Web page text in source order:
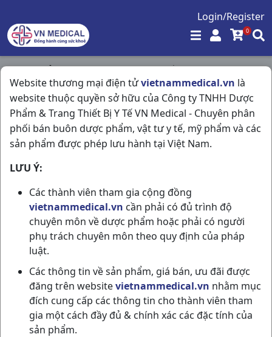
Login/Register
0
Website thương mại điện tửvietnammedical.vn là
website thuộc quyền sở hữu của Công ty TNHH Dược
Phẩm & Trang Thiết Bị Y Tế VN Medical - Chuyên phân
phối bán buôn dược phẩm, vật tư y tế, mỹ phẩm và các
sản phẩm được phép lưu hành tại Việt Nam.
LƯU Ý:
Các thành viên tham gia cộng đồng
vietnammedical.vn cần phải có đủ trình độ
chuyên môn về dược phẩm hoặc phải có người
phụ trách chuyên môn theo quy định của pháp
luật.
Các thông tin về sản phẩm, giá bán, ưu đãi được
đăng trên websitevietnammedical.vn nhằm mục
đích cung cấp các thông tin cho thành viên tham
gia một cách đầy đủ & chính xác các đặc tính của
sản phẩm.
Trang chủ / Kháng Sinh - Kháng Nấm - Kháng Virus /
Cefacyl 500mg C200vna VPC